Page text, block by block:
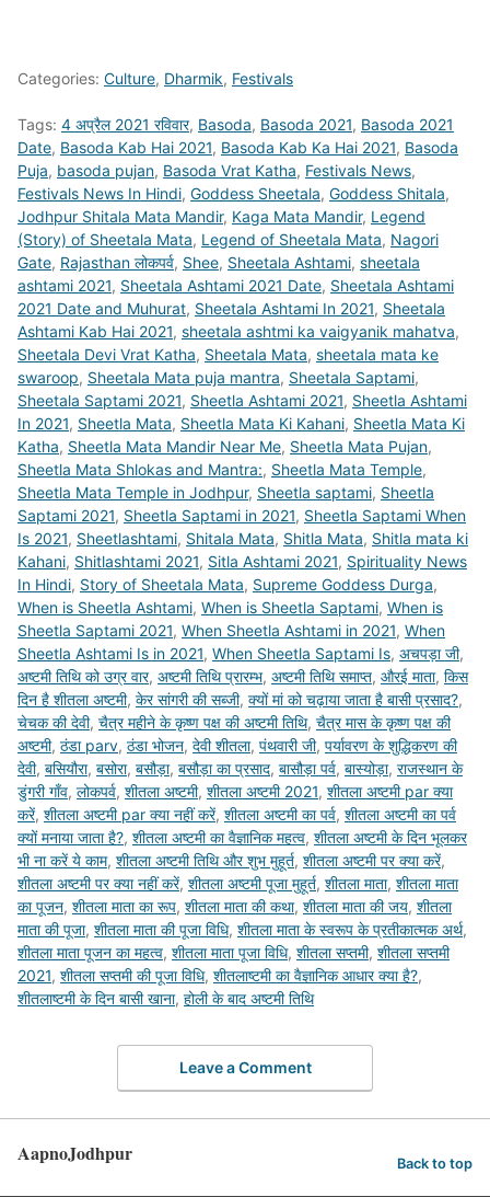
Categories: Culture, Dharmik, Festivals
Tags: 4 अप्रैल 2021 रविवार, Basoda, Basoda 2021, Basoda 2021
Date, Basoda Kab Hai 2021, Basoda Kab Ka Hai 2021, Basoda
Puja, basoda pujan, Basoda Vrat Katha, Festivals News,
Festivals News In Hindi, Goddess Sheetala, Goddess Shitala,
Jodhpur Shitala Mata Mandir, Kaga Mata Mandir, Legend
(Story) of Sheetala Mata, Legend of Sheetala Mata, Nagori
Gate, Rajasthan लोकपर्व, Shee, Sheetala Ashtami, sheetala
ashtami 2021, Sheetala Ashtami 2021 Date, Sheetala Ashtami
2021 Date and Muhurat, Sheetala Ashtami In 2021, Sheetala
Ashtami Kab Hai 2021, sheetala ashtmi ka vaigyanik mahatva,
Sheetala Devi Vrat Katha, Sheetala Mata, sheetala mata ke
swaroop, Sheetala Mata puja mantra, Sheetala Saptami,
Sheetala Saptami 2021, Sheetla Ashtami 2021, Sheetla Ashtami
In 2021, Sheetla Mata, Sheetla Mata Ki Kahani, Sheetla Mata Ki
Katha, Sheetla Mata Mandir Near Me, Sheetla Mata Pujan,
Sheetla Mata Shlokas and Mantra:, Sheetla Mata Temple,
Sheetla Mata Temple in Jodhpur, Sheetla saptami, Sheetla
Saptami 2021, Sheetla Saptami in 2021, Sheetla Saptami When
Is 2021, Sheetlashtami, Shitala Mata, Shitla Mata, Shitla mata ki
Kahani, Shitlashtami 2021, Sitla Ashtami 2021, Spirituality News
In Hindi, Story of Sheetala Mata, Supreme Goddess Durga,
When is Sheetla Ashtami, When is Sheetla Saptami, When is
Sheetla Saptami 2021, When Sheetla Ashtami in 2021, When
Sheetla Ashtami Is in 2021, When Sheetla Saptami Is, अचपड़ा जी,
अष्टमी तिथि को उग्र वार, अष्टमी तिथि प्रारम्भ, अष्टमी तिथि समाप्त, औरई माता, किस
दिन है शीतला अष्टमी, केर सांगरी की सब्जी, क्‍यों मां को चढ़ाया जाता है बासी प्रसाद?,
चेचक की देवी, चैत्र महीने के कृष्ण पक्ष की अष्टमी तिथि, चैत्र मास के कृष्ण पक्ष की
अष्टमी, ठंडा parv, ठंडा भोजन, देवी शीतला, पंथवारी जी, पर्यावरण के शुद्धिकरण की
देवी, बसियौरा, बसोरा, बसौड़ा, बसौड़ा का प्रसाद, बासौड़ा पर्व, बास्योड़ा, राजस्थान के
डुंगरी गाँव, लोकपर्व, शीतला अष्टमी, शीतला अष्टमी 2021, शीतला अष्टमी par क्या
करें, शीतला अष्टमी par क्या नहीं करें, शीतला अष्टमी का पर्व, शीतला अष्टमी का पर्व
क्यों मनाया जाता है?, शीतला अष्टमी का वैज्ञानिक महत्व, शीतला अष्टमी के दिन भूलकर
भी ना करें ये काम, शीतला अष्टमी तिथि और शुभ मुहूर्त, शीतला अष्टमी पर क्या करें,
शीतला अष्टमी पर क्या नहीं करें, शीतला अष्टमी पूजा मुहूर्त, शीतला माता, शीतला माता
का पूजन, शीतला माता का रूप, शीतला माता की कथा, शीतला माता की जय, शीतला
माता की पूजा, शीतला माता की पूजा विधि, शीतला माता के स्वरूप के प्रतीकात्मक अर्थ,
शीतला माता पूजन का महत्व, शीतला माता पूजा विधि, शीतला सप्तमी, शीतला सप्तमी
2021, शीतला सप्तमी की पूजा विधि, शीतलाष्टमी का वैज्ञानिक आधार क्या है?,
शीतलाष्‍टमी के दिन बासी खाना, होली के बाद अष्टमी तिथि
Leave a Comment
AapnoJodhpur Back to top